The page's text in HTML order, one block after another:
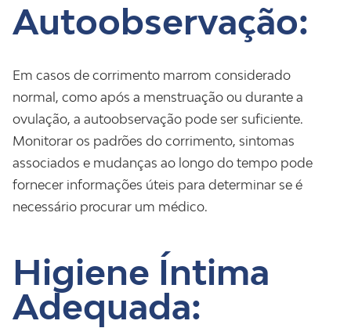
Autoobservação:
Em casos de corrimento marrom considerado
normal, como após a menstruação ou durante a
ovulação, a autoobservação pode ser suficiente.
Monitorar os padrões do corrimento, sintomas
associados e mudanças ao longo do tempo pode
fornecer informações úteis para determinar se é
necessário procurar um médico.
Higiene Íntima
Adequada: